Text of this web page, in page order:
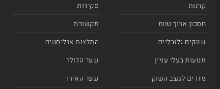
קרנות
חסכון ארוך טווח
שווקים גלובליים
תנועות בעלי עניין
מדדים למצב השוק
סקירות
תקשורת
המלצות אנליסטים
שער הדולר
שער האירו